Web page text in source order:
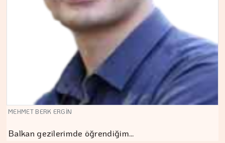
MEHMET BERK ERGİN
Balkan gezilerimde öğrendiğim…